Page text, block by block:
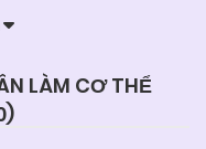
LÀM CƠ THỂ
)